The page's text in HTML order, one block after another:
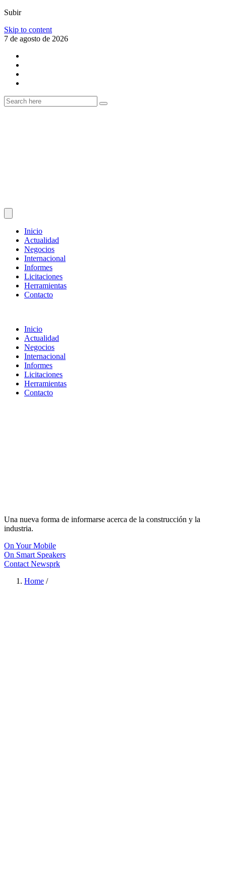
Subir
Skip to content
7 de agosto de 2026
Inicio
Actualidad
Negocios
Internacional
Informes
Licitaciones
Herramientas
Contacto
Inicio
Actualidad
Negocios
Internacional
Informes
Licitaciones
Herramientas
Contacto
Una nueva forma de informarse acerca de la construcción y la
industria.
On Your Mobile
On Smart Speakers
Contact Newsprk
Home /